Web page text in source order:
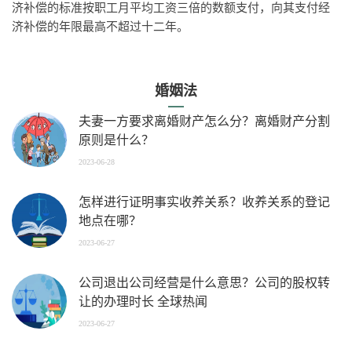
济补偿的标准按职工月平均工资三倍的数额支付，向其支付经
济补偿的年限最高不超过十二年。
婚姻法
夫妻一方要求离婚财产怎么分？离婚财产分割
原则是什么？
2023-06-28
怎样进行证明事实收养关系？收养关系的登记
地点在哪？
2023-06-27
公司退出公司经营是什么意思？公司的股权转
让的办理时长 全球热闻
2023-06-27